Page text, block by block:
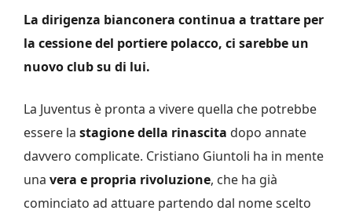
La dirigenza bianconera continua a trattare per
la cessione del portiere polacco, ci sarebbe un
nuovo club su di lui.
La Juventus è pronta a vivere quella che potrebbe
essere la stagione della rinascita dopo annate
davvero complicate. Cristiano Giuntoli ha in mente
una vera e propria rivoluzione, che ha già
cominciato ad attuare partendo dal nome scelto